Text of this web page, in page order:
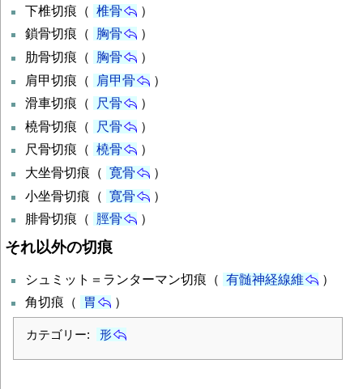
下椎切痕（ 椎骨
）
鎖骨切痕（
胸骨
）
肋骨切痕（
胸骨
）
肩甲切痕（
肩甲骨
）
滑車切痕（
尺骨
）
橈骨切痕（
尺骨
）
尺骨切痕（ 橈骨
）
大坐骨切痕（ 寛骨
）
小坐骨切痕（ 寛骨
）
腓骨切痕（
脛骨 ）
それ以外の切痕
シュミット＝ランターマン切痕（ 有髄神経線維
）
角切痕（
胃 ）
カテゴリー: 形